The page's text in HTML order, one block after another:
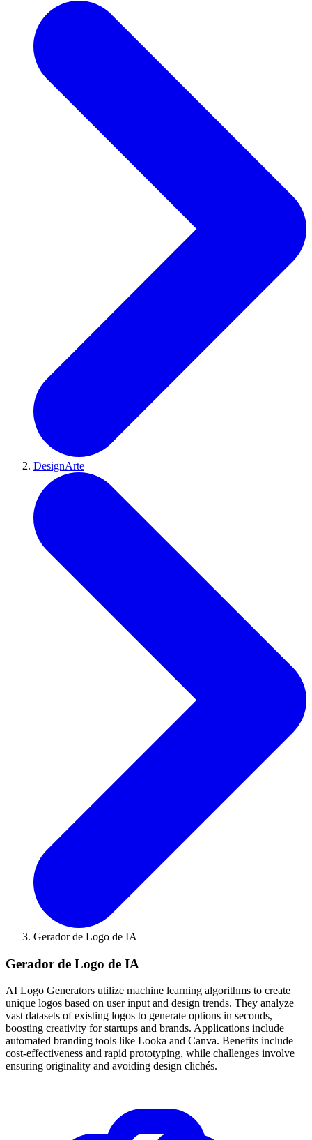
DesignArte
Gerador de Logo de IA
Gerador de Logo de IA
AI Logo Generators utilize machine learning algorithms to create
unique logos based on user input and design trends. They analyze
vast datasets of existing logos to generate options in seconds,
boosting creativity for startups and brands. Applications include
automated branding tools like Looka and Canva. Benefits include
cost-effectiveness and rapid prototyping, while challenges involve
ensuring originality and avoiding design clichés.